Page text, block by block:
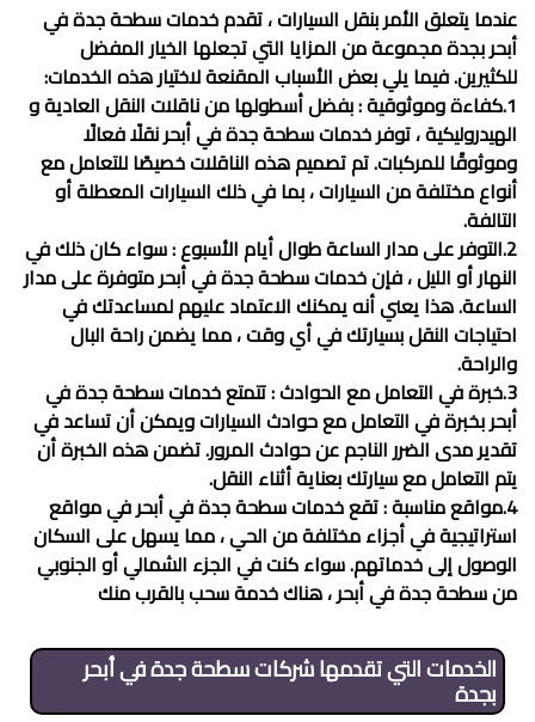
عندما يتعلق الأمر بنقل السيارات ، تقدم خدماتسطحة جدة في
أبحربجدة مجموعة من المزايا التي تجعلها الخيار المفضل
للكثيرين. فيما يلي بعض الأسباب المقنعة لاختيار هذه الخدمات:
1.كفاءة وموثوقية : بفضل أسطولها من ناقلات النقل العادية و
الهيدروليكية ، توفر خدماتسطحة جدة في أبحرنقلًا فعالًا
وموثوقًا للمركبات. تم تصميم هذه الناقلات خصيصًا للتعامل مع
أنواع مختلفة من السيارات ، بما في ذلك السيارات المعطلة أو
التالفة.
2.التوفر على مدار الساعة طوال أيام الأسبوع : سواء كان ذلك في
النهار أو الليل ، فإن خدماتسطحة جدة في أبحرمتوفرة على مدار
الساعة. هذا يعني أنه يمكنك الاعتماد عليهم لمساعدتك في
احتياجات النقل بسيارتك في أي وقت ، مما يضمن راحة البال
والراحة.
3.خبرة في التعامل مع الحوادث : تتمتع خدمات
سطحة جدة في
أبحربخبرة في التعامل مع حوادث السيارات ويمكن أن تساعد في
تقدير مدى الضرر الناجم عن حوادث المرور. تضمن هذه الخبرة أن
يتم التعامل مع سيارتك بعناية أثناء النقل.
4.مواقع مناسبة : تقع خدمات
سطحة جدة في أبحرفي مواقع
استراتيجية في أجزاء مختلفة من الحي ، مما يسهل على السكان
الوصول إلى خدماتهم. سواء كنت في الجزء الشمالي أو الجنوبي
من سطحة جدة في أبحر ، هناك خدمة سحب بالقرب منك
الخدمات التي تقدمها شركاتسطحة جدة في أبحر
بجدة